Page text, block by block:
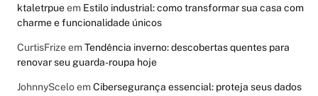
ktaletrpueem Estilo industrial: como transformar sua casa com
charme e funcionalidade únicos
CurtisFrizeemTendência inverno: descobertas quentes para
renovar seu guarda-roupa hoje
JohnnySceloemCibersegurança essencial: proteja seus dados